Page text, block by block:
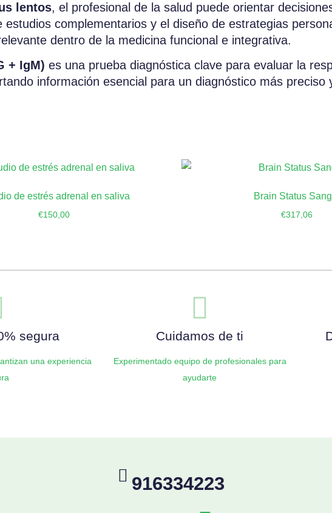
lentos, el profesional de la salud puede orientar
complementarios y el diseño de estrategias
dentro de la medicina funcional e integrativa.
+ IgM) es una prueba diagnóstica clave para evaluar la
información esencial para un diagnóstico más preciso
de estrés adrenal en saliva
€150,00
Brain Status
€317,06
segura
una experiencia
Cuidamos de ti
Experimentado equipo de profesionales para
ayudarte
916334223